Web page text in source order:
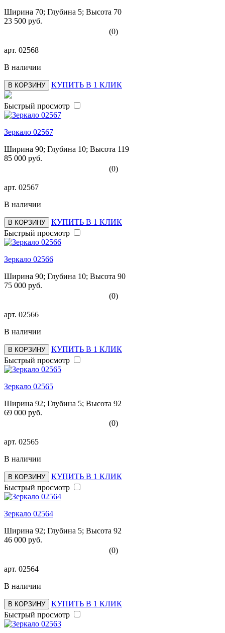
Ширина 70; Глубина 5; Высота 70
23 500 руб.
(0)
арт. 02568
В наличии
В КОРЗИНУ КУПИТЬ В 1 КЛИК
Быстрый просмотр
Зеркало 02567
Ширина 90; Глубина 10; Высота 119
85 000 руб.
(0)
арт. 02567
В наличии
В КОРЗИНУ
КУПИТЬ В 1 КЛИК
Быстрый просмотр
Зеркало 02566
Ширина 90; Глубина 10; Высота 90
75 000 руб.
(0)
арт. 02566
В наличии
В КОРЗИНУ
КУПИТЬ В 1 КЛИК
Быстрый просмотр
Зеркало 02565
Ширина 92; Глубина 5; Высота 92
69 000 руб.
(0)
арт. 02565
В наличии
В КОРЗИНУ
КУПИТЬ В 1 КЛИК
Быстрый просмотр
Зеркало 02564
Ширина 92; Глубина 5; Высота 92
46 000 руб.
(0)
арт. 02564
В наличии
В КОРЗИНУ
КУПИТЬ В 1 КЛИК
Быстрый просмотр